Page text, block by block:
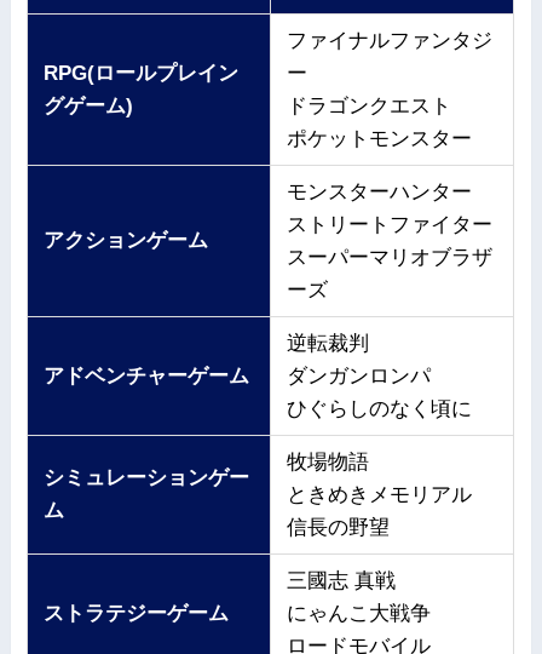
RPG(ロールプレイン
グゲーム)
ファイナルファンタジ
ー
ドラゴンクエスト
ポケットモンスター
アクションゲーム
モンスターハンター
ストリートファイター
スーパーマリオブラザ
ーズ
アドベンチャーゲーム
逆転裁判
ダンガンロンパ
ひぐらしのなく頃に
シミュレーションゲー
ム
牧場物語
ときめきメモリアル
信長の野望
ストラテジーゲーム
三國志 真戦
にゃんこ大戦争
ロードモバイル